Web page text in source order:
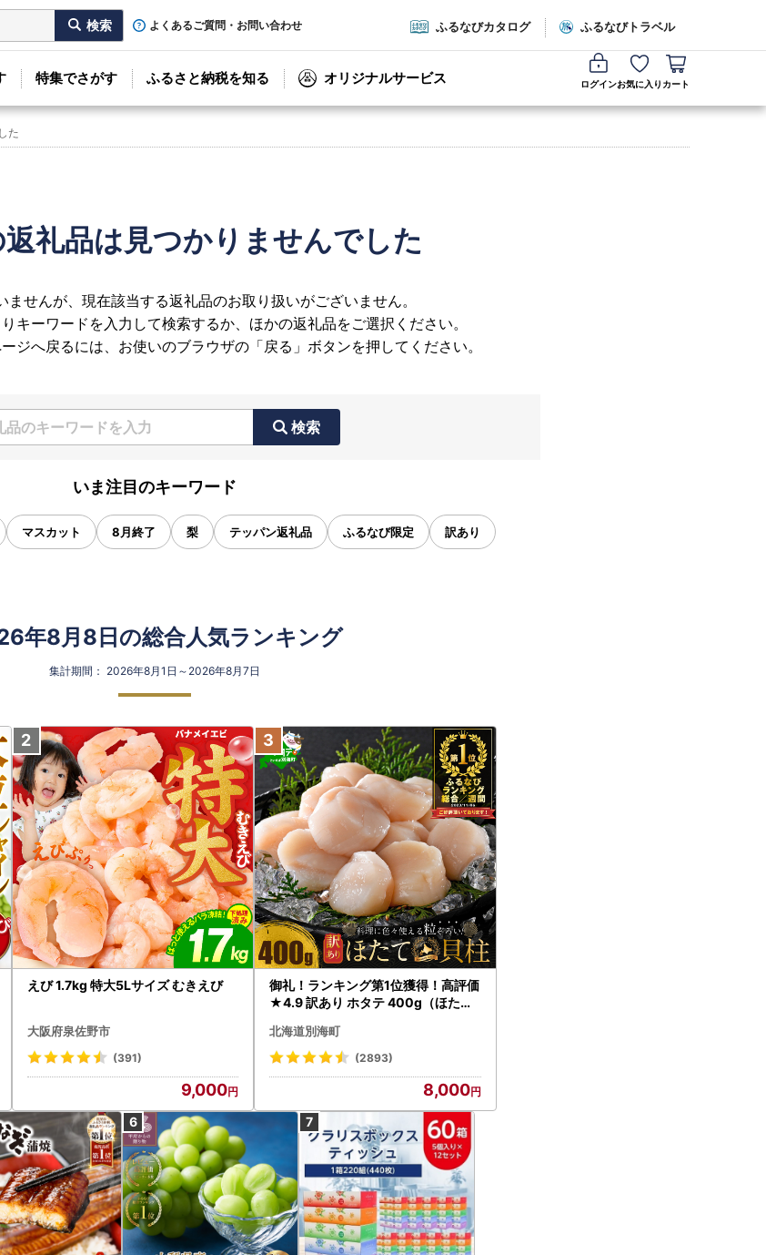
よくあるご質問・お問い合わせ ふるなびカタログ ふるなびトラベル
特集でさがす ふるさと納税を知る オリジナルサービス ログインお気に入り カート
た
礼品は見つかりませんでした
ませんが、現在該当する返礼品のお取り扱いがございません。
キーワードを入力して検索するか、ほかの返礼品をご選択ください。
ジへ戻るには、お使いのブラウザの「戻る」ボタンを押してください。
検索
いま注目のキーワード
マスカット 8月終了 梨 テッパン返礼品 ふるなび限定 訳あり
年8月8日の総合人気ランキング
集計期間： 2026年8月1日～2026年8月7日
えび 1.7kg 特大5Lサイズ むきえび
大阪府泉佐野市
(391)
9,000
御礼！ランキング第1位獲得！高評価
★4.9 訳あり ホタテ 400g（ほたて
北海道別海町
(2893)
8,000